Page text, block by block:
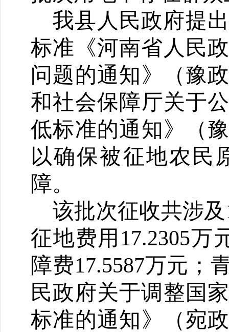
我县人民政府提
标准《河南省人民
问题的通知》（豫
和社会保障厅关于
低标准的通知》（
以确保被征地农民
障。
该批次征收共涉
征地费用17.2305万
障费17.5587万元；
民政府关于调整国
标准的通知》（宛